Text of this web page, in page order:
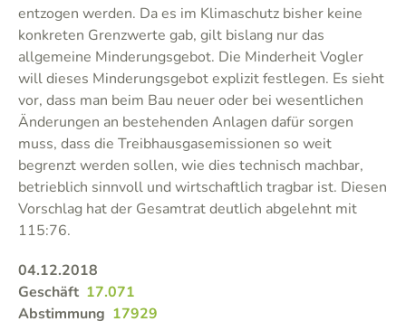
entzogen werden. Da es im Klimaschutz bisher keine
konkreten Grenzwerte gab, gilt bislang nur das
allgemeine Minderungsgebot. Die Minderheit Vogler
will dieses Minderungsgebot explizit festlegen. Es sieht
vor, dass man beim Bau neuer oder bei wesentlichen
Änderungen an bestehenden Anlagen dafür sorgen
muss, dass die Treibhausgasemissionen so weit
begrenzt werden sollen, wie dies technisch machbar,
betrieblich sinnvoll und wirtschaftlich tragbar ist. Diesen
Vorschlag hat der Gesamtrat deutlich abgelehnt mit
115:76.
04.12.2018
Geschäft 17.071
Abstimmung 17929